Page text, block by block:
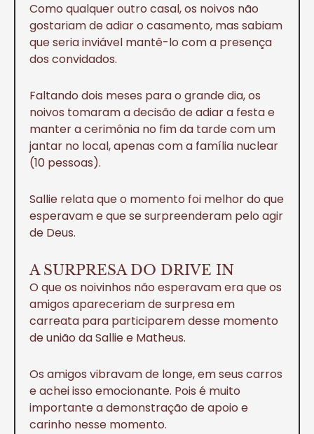
Como qualquer outro casal, os noivos não
gostariam de adiar o casamento, mas sabiam
que seria inviável mantê-lo com a presença
dos convidados.
Faltando dois meses para o grande dia, os
noivos tomaram a decisão de adiar a festa e
manter a cerimônia no fim da tarde com um
jantar no local, apenas com a família nuclear
(10 pessoas).
Sallie relata que o momento foi melhor do que
esperavam e que se surpreenderam pelo agir
de Deus.
A SURPRESA DO DRIVE IN
O que os noivinhos não esperavam era que os
amigos apareceriam de surpresa em
carreata para participarem desse momento
de união da Sallie e Matheus.
Os amigos vibravam de longe, em seus carros
e achei isso emocionante. Pois é muito
importante a demonstração de apoio e
carinho nesse momento.